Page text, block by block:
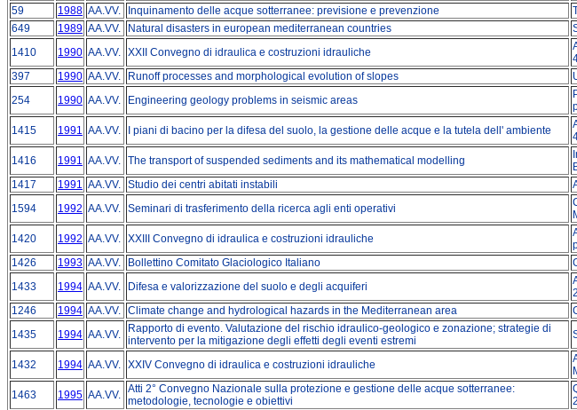
59
1988 AA.VV. Inquinamento delle acque sotterranee: previsione e prevenzione
649
1989 AA.VV. Natural disasters in european mediterranean countries
1410
1990 AA.VV. XXII Convegno di idraulica e costruzioni idrauliche
397
1990 AA.VV. Runoff processes and morphological evolution of slopes
254
1990 AA.VV. Engineering geology problems in seismic areas
1415 1991 AA.VV. I piani di bacino per la difesa del suolo, la gestione delle acque e la tutela dell' ambiente
1416 1991 AA.VV. The transport of suspended sediments and its mathematical modelling
1417
1991 AA.VV. Studio dei centri abitati instabili
1594
1992 AA.VV. Seminari di trasferimento della ricerca agli enti operativi
1420 1992 AA.VV. XXIII Convegno di idraulica e costruzioni idrauliche
1426
1993 AA.VV. Bollettino Comitato Glaciologico Italiano
1433
1994 AA.VV. Difesa e valorizzazione del suolo e degli acquiferi
1246
1994 AA.VV. Climate change and hydrological hazards in the Mediterranean area
1435
1994 AA.VV.
Rapporto di evento. Valutazione del rischio idraulico-geologico e zonazione; strategie di
intervento per la mitigazione degli effetti degli eventi estremi
1432 1994 AA.VV. XXIV Convegno di idraulica e costruzioni idrauliche
1463 1995 AA.VV. Atti 2° Convegno Nazionale sulla protezione e gestione delle acque sotterranee:
metodologie, tecnologie e obiettivi